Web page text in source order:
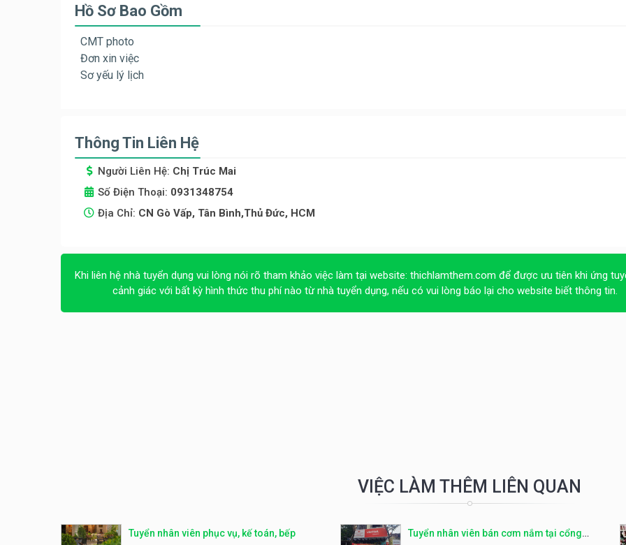
Hồ Sơ Bao Gồm
CMT photo
Đơn xin việc
Sơ yếu lý lịch
Thông Tin Liên Hệ
Người Liên Hệ: Chị Trúc Mai
Số Điện Thoại: 0931348754
Địa Chỉ: CN Gò Vấp, Tân Bình,Thủ Đức, HCM
Khi liên hệ nhà tuyển dụng vui lòng nói rõ tham khảo việc làm tại website: thichlamthem.com để được ưu tiên khi ứng
cảnh giác với bất kỳ hình thức thu phí nào từ nhà tuyển dụng, nếu có vui lòng báo lại cho website biết thông tin.
VIỆC LÀM THÊM LIÊN QUAN
Tuyển nhân viên phục vụ, kế toán, bếp
Tuyển nhân viên bán cơm nắm tại cổng